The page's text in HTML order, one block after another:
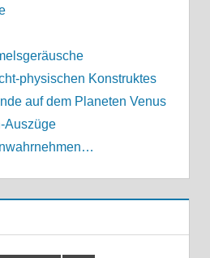
physischen Konstruktes
auf dem Planeten Venus
Auszüge